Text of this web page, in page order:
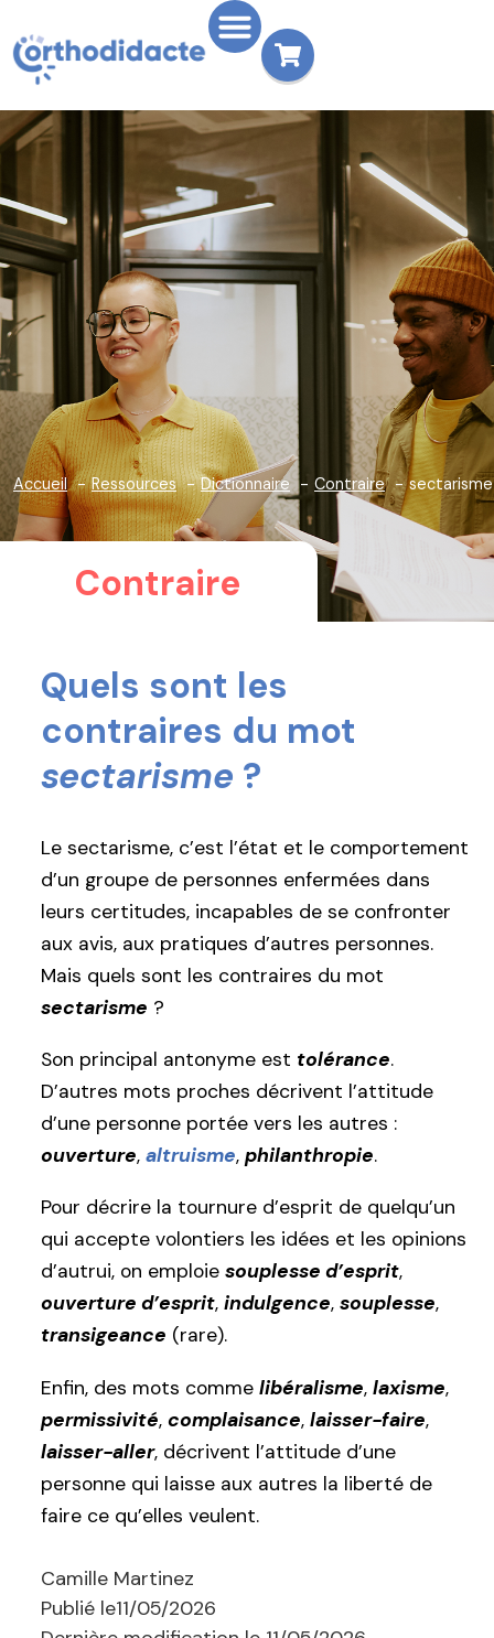
Accueil Ressources Dictionnaire Contraire sectarisme
Contraire
Quels sont les
contraires du mot
sectarisme ?
Le sectarisme, c’est l’état et le comportement
d’un groupe de personnes enfermées dans
leurs certitudes, incapables de se confronter
aux avis, aux pratiques d’autres personnes.
Mais quels sont les contraires du mot
sectarisme ?
Son principal antonyme est tolérance.
D’autres mots proches décrivent l’attitude
d’une personne portée vers les autres :
ouverture, altruisme, philanthropie.
Pour décrire la tournure d’esprit de quelqu’un
qui accepte volontiers les idées et les opinions
d’autrui, on emploie souplesse d’esprit,
ouverture d’esprit, indulgence, souplesse,
transigeance (rare).
Enfin, des mots comme libéralisme, laxisme,
permissivité, complaisance, laisser-faire,
laisser-aller, décrivent l’attitude d’une
personne qui laisse aux autres la liberté de
faire ce qu’elles veulent.
Camille Martinez
Publié le11/05/2026